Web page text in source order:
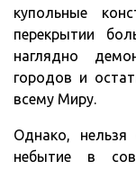
купольные
перекрытии
наглядно
городов и
всему Миру.
Однако,
небытие в